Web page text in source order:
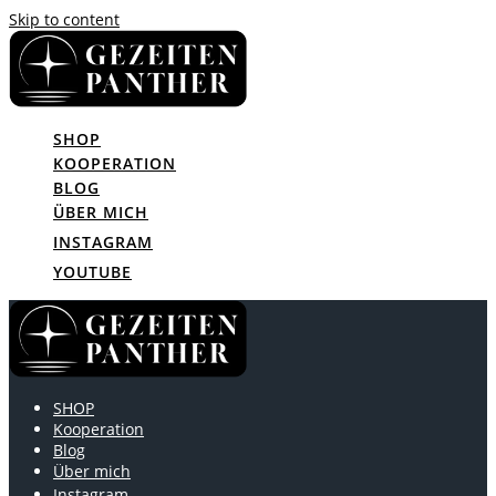
Skip to content
SHOP
KOOPERATION
BLOG
ÜBER MICH
INSTAGRAM
YOUTUBE
SHOP
Kooperation
Blog
Über mich